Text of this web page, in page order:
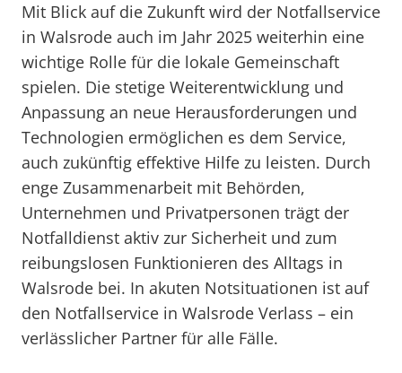
Mit Blick auf die Zukunft wird der Notfallservice
in Walsrode auch im Jahr 2025 weiterhin eine
wichtige Rolle für die lokale Gemeinschaft
spielen. Die stetige Weiterentwicklung und
Anpassung an neue Herausforderungen und
Technologien ermöglichen es dem Service,
auch zukünftig effektive Hilfe zu leisten. Durch
enge Zusammenarbeit mit Behörden,
Unternehmen und Privatpersonen trägt der
Notfalldienst aktiv zur Sicherheit und zum
reibungslosen Funktionieren des Alltags in
Walsrode bei. In akuten Notsituationen ist auf
den Notfallservice in Walsrode Verlass – ein
verlässlicher Partner für alle Fälle.